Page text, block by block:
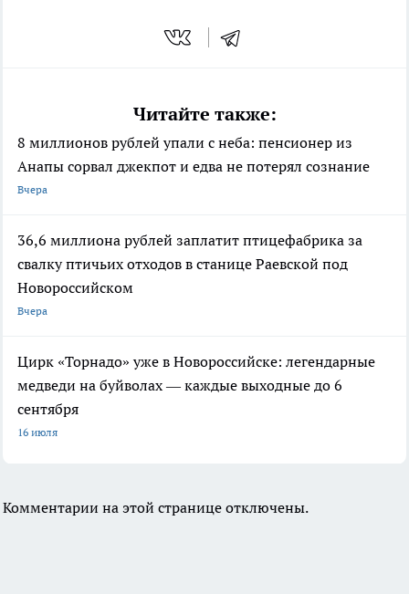
Читайте также:
8 миллионов рублей упали с неба: пенсионер из
Анапы сорвал джекпот и едва не потерял сознание
Вчера
36,6 миллиона рублей заплатит птицефабрика за
свалку птичьих отходов в станице Раевской под
Новороссийском
Вчера
Цирк «Торнадо» уже в Новороссийске: легендарные
медведи на буйволах — каждые выходные до 6
сентября
16 июля
Комментарии на этой странице отключены.